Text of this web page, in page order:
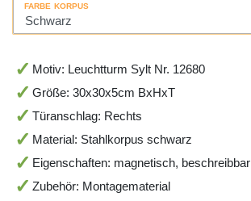
FARBE KORPUS
Motiv: Leuchtturm Sylt Nr. 12680
Größe: 30x30x5cm BxHxT
Türanschlag: Rechts
Material: Stahlkorpus schwarz
Eigenschaften: magnetisch, beschreibbar
Zubehör: Montagematerial